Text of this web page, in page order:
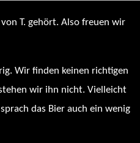
T. gehört. Also freuen wir
Wir finden keinen richtigen
wir ihn nicht. Vielleicht
das Bier auch ein wenig